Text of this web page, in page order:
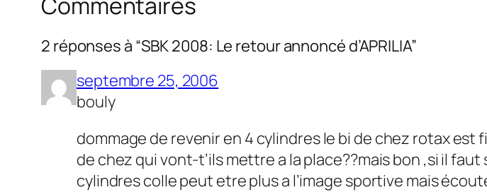
2 réponses à “SBK 2008: Le retour annoncé d’APRILIA”
septembre 25, 2006
bouly
dommage de revenir en 4 cylindres le bi de chez rotax
de chez qui vont-t’ils mettre a la place??mais bon ,si il
cylindres colle peut etre plus a l’image sportive mais